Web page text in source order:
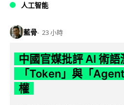
人工智能
藍骨 23 小時
中國官媒批評 AI 術
「Token」與「
權